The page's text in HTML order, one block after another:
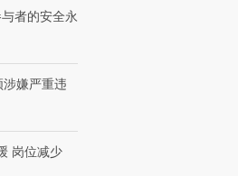
飞地休达
者的安全永
嫌严重违
岗位减少